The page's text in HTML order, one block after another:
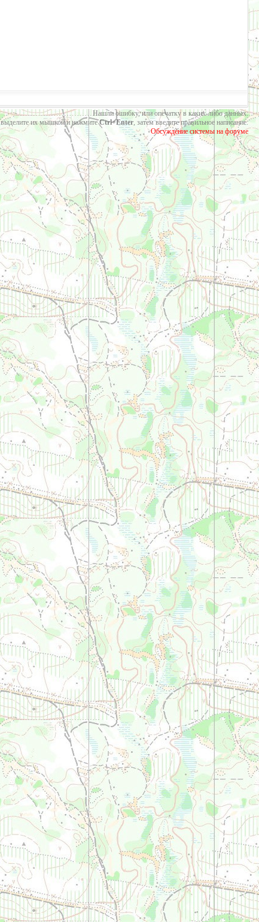
Нашли ошибку, или опечатку в каких-либо данных:
выделите их мышкой и нажмитеCtrl+Enter, затем введите правильное написание.
Обсуждение системы на форуме